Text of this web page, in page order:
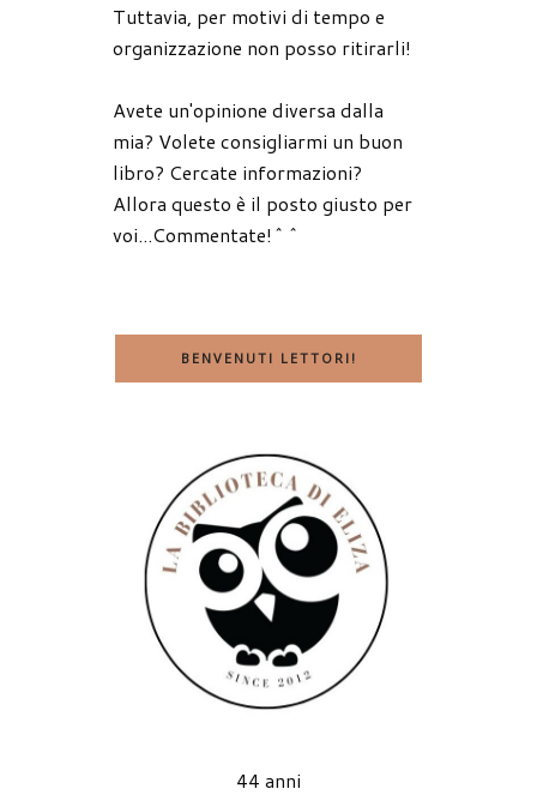
Tuttavia, per motivi di tempo e
organizzazione non posso ritirarli!
Avete un'opinione diversa dalla
mia? Volete consigliarmi un buon
libro? Cercate informazioni?
Allora questo è il posto giusto per
voi...Commentate!^^
BENVENUTI LETTORI!
44 anni